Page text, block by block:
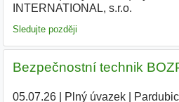
INTERNATIONAL, s.r.o.
Sledujte později
Bezpečnostní technik
05.07.26| Plný úvazek|